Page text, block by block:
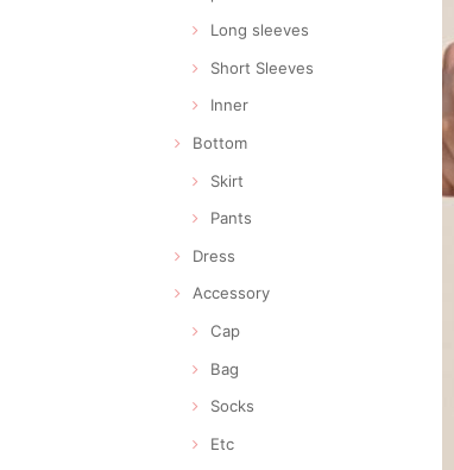
Long sleeves
Short Sleeves
Inner
Bottom
Skirt
Pants
Dress
Accessory
Cap
Bag
Socks
Etc